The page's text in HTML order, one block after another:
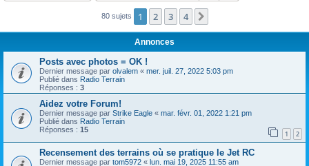
80 sujets 1 2 3 4
Annonces
Posts avec photos = OK !
Dernier message par olvalem « mer. juil. 27, 2022 5:03 pm
Publié dans Radio Terrain
Réponses : 3
Aidez votre Forum!
Dernier message par Strike Eagle « mar. févr. 01, 2022 1:21 pm
Publié dans Radio Terrain
Réponses : 15 1 2
Recensement des terrains où se pratique le Jet RC
Dernier message par tom5972 « lun. mai 19, 2025 11:55 am